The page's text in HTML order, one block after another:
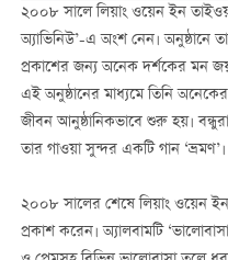
২০০৮ সালে লিয়াং ওয়েন ইন
অ্যাভিনিউ’-এ অংশ নেন।
প্রকাশের জন্য অনেক দর্শকের মন
এই অনুষ্ঠানের মাধ্যমে তিনি
জীবন আনুষ্ঠানিকভাবে শুরু হয়।
তার গাওয়া সুন্দর একটি গান ‘ভ্রমণ’।
২০০৮ সালের শেষে লিয়াং ওয়েন ইন
প্রকাশ করেন। অ্যালবামটি